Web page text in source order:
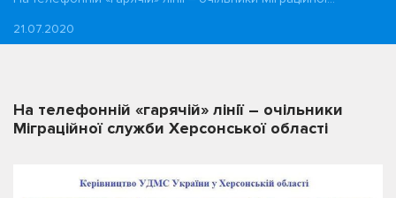
21.07.2020
На телефонній «гарячій» лінії – очільники
Міграційної служби Херсонської області